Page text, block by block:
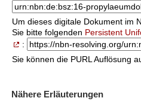
Um dieses digitale Dokument im
Sie bitte folgenden Persistent
:
Sie können die PURL Auflösung
Nähere Erläuterungen